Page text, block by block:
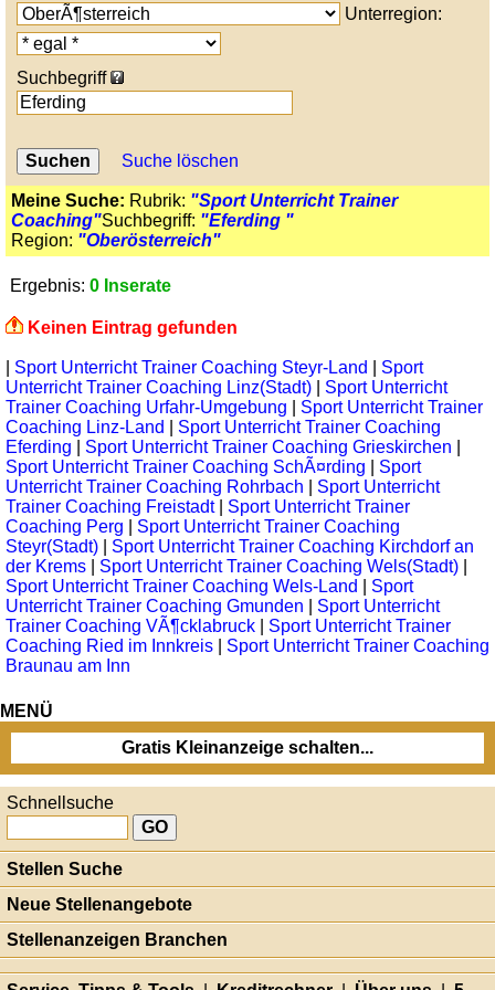
Unterregion:
Suchbegriff
Suche löschen
Meine Suche: Rubrik: "Sport Unterricht Trainer
Coaching"Suchbegriff: "Eferding "
Region: "Oberösterreich"
Ergebnis: 0 Inserate
Keinen Eintrag gefunden
Sport Unterricht Trainer Coaching Steyr-Land
Sport
Unterricht Trainer Coaching Linz(Stadt)
Sport Unterricht
Trainer Coaching Urfahr-Umgebung
Sport Unterricht Trainer
Coaching Linz-Land
Sport Unterricht Trainer Coaching
Eferding
Sport Unterricht Trainer Coaching Grieskirchen
Sport Unterricht Trainer Coaching SchÃ¤rding
Sport
Unterricht Trainer Coaching Rohrbach
Sport Unterricht
Trainer Coaching Freistadt| Sport Unterricht Trainer
Coaching Perg
Sport Unterricht Trainer Coaching
Steyr(Stadt)
Sport Unterricht Trainer Coaching Kirchdorf an
der Krems
Sport Unterricht Trainer Coaching Wels(Stadt)
Sport Unterricht Trainer Coaching Wels-Land
Sport
Unterricht Trainer Coaching Gmunden
Sport Unterricht
Trainer Coaching VÃ¶cklabruck
Sport Unterricht Trainer
Coaching Ried im Innkreis
Sport Unterricht Trainer Coaching
Braunau am Inn
MENÜ
Gratis Kleinanzeige schalten...
Schnellsuche
Stellen Suche
Neue Stellenangebote
Stellenanzeigen Branchen